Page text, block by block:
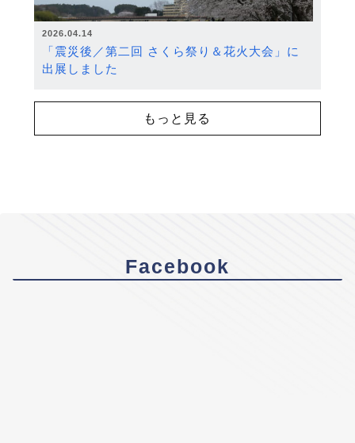
2026.04.14
「震災後／第二回 さくら祭り＆花火大会」に
出展しました
もっと見る
Facebook